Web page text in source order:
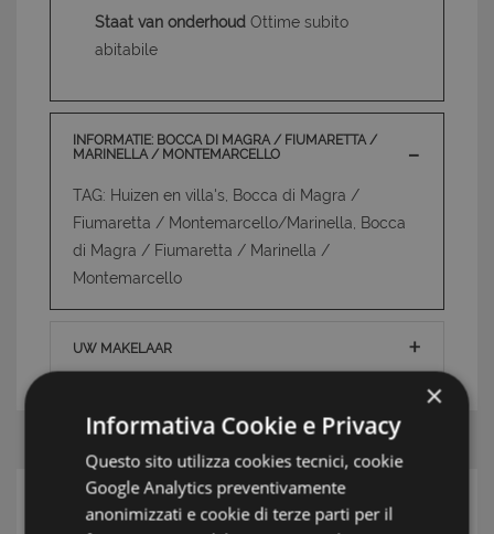
Staat van onderhoud Ottime subito
abitabile
INFORMATIE: BOCCA DI MAGRA / FIUMARETTA /
MARINELLA / MONTEMARCELLO
TAG: Huizen en villa's, Bocca di Magra /
Fiumaretta / Montemarcello/Marinella, Bocca
di Magra / Fiumaretta / Marinella /
Montemarcello
UW MAKELAAR
×
Informativa Cookie e Privacy
Questo sito utilizza cookies tecnici, cookie
Google Analytics preventivamente
anonimizzati e cookie di terze parti per il